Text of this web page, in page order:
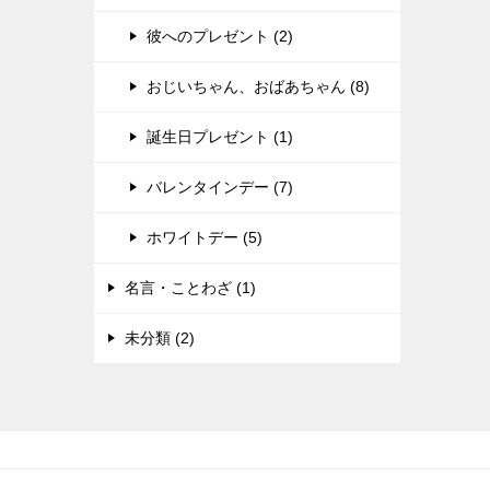
彼へのプレゼント (2)
おじいちゃん、おばあちゃん (8)
誕生日プレゼント (1)
バレンタインデー (7)
ホワイトデー (5)
名言・ことわざ (1)
未分類 (2)